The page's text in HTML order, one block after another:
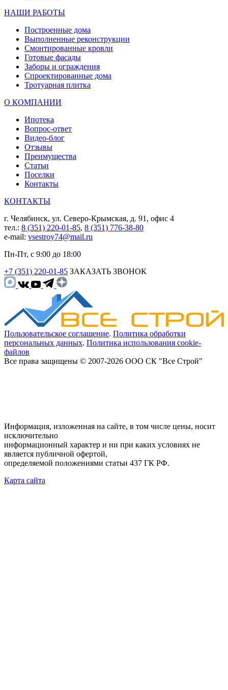
НАШИ РАБОТЫ
Построенные дома
Выполненные реконструкции
Смонтированные кровли
Готовые фасады
Заборы и ограждения
Спроектированные дома
Тротуарная плитка
О КОМПАНИИ
Ипотека
Вопрос-ответ
Видео-блог
Отзывы
Преимущества
Статьи
Поселки
Контакты
КОНТАКТЫ
г. Челябинск, ул. Северо-Крымская, д. 91, офис 4
тел.: 8 (351) 220-01-85, 8 (351) 776-38-80
e-mail: vsestroy74@mail.ru
Пн-Пт, с 9:00 до 18:00
+7 (351) 220-01-85 ЗАКАЗАТЬ ЗВОНОК
Пользовательское соглашение. Политика обработки
персональных данных. Политика использования cookie-
файлов
Все права защищены © 2007-2026 ООО СК "Все Строй"
Информация, изложенная на сайте, в том числе цены, носит
исключительно
информационный характер и ни при каких условиях не
является публичной офертой,
определяемой положениями статьи 437 ГК РФ.
Карта сайта